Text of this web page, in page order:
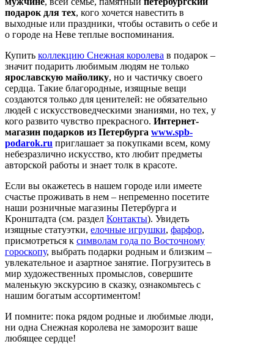
подарок для тех, кого хочется навестить в
выходные или праздники, чтобы оставить о себе и
о городе на Неве теплые воспоминания.
Купить коллекцию Снежная королева в подарок –
значит подарить любимым людям не только
ярославскую майолику, но и частичку своего
сердца. Такие благородные, изящные вещи
создаются только для ценителей: не обязательно
людей с искусствоведческими знаниями, но тех, у
кого развито чувство прекрасного. Интернет-
магазин подарков из Петербурга www.spb-
podarok.ru приглашает за покупками всем, кому
небезразлично искусство, кто любит предметы
авторской работы и знает толк в красоте.
Если вы окажетесь в нашем городе или имеете
счастье проживать в нем – непременно посетите
наши розничные магазины Петербурга и
Кронштадта (см. раздел Контакты). Увидеть
изящные статуэтки, елочные игрушки, фарфор,
присмотреться к символам года по Восточному
гороскопу, выбрать подарки родным и близким –
увлекательное и азартное занятие. Погрузитесь в
мир художественных промыслов, совершите
маленькую экскурсию в сказку, ознакомьтесь с
нашим богатым ассортиментом!
И помните: пока рядом родные и любимые люди,
ни одна Снежная королева не заморозит ваше
любящее сердце!